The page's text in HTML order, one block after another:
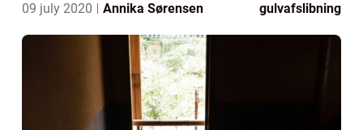
09 july 2020 Annika Sørensen gulvafslibning